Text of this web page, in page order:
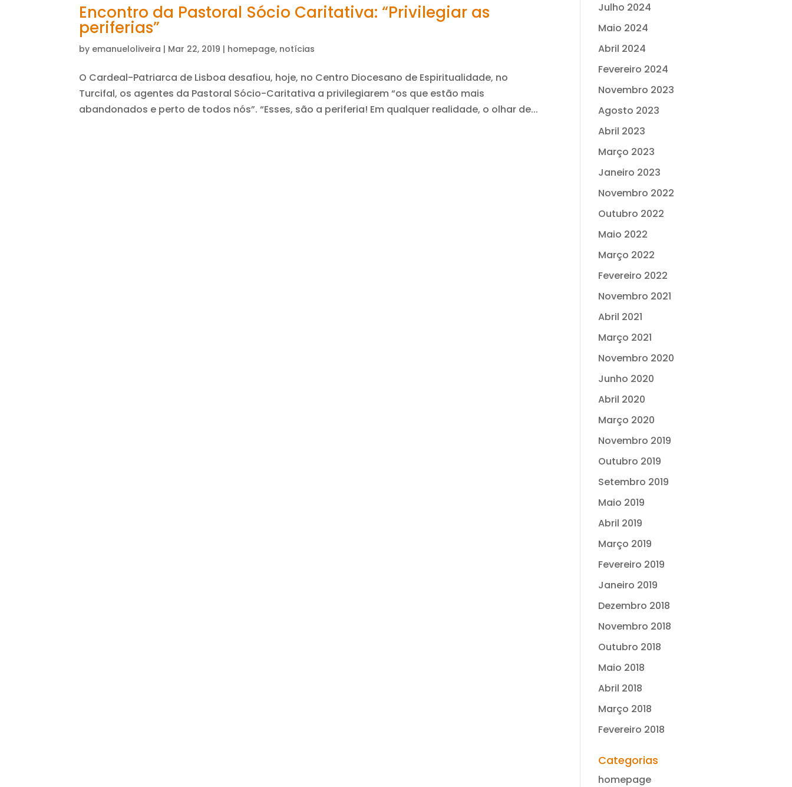
Encontro da Pastoral Sócio Caritativa: “Privilegiar as
periferias”
by emanueloliveira | Mar 22, 2019 | homepage, notícias
O Cardeal-Patriarca de Lisboa desafiou, hoje, no Centro Diocesano de Espiritualidade, no
Turcifal, os agentes da Pastoral Sócio-Caritativa a privilegiarem “os que estão mais
abandonados e perto de todos nós”. “Esses, são a periferia! Em qualquer realidade, o olhar de...
Julho 2024
Maio 2024
Abril 2024
Fevereiro 2024
Novembro 2023
Agosto 2023
Abril 2023
Março 2023
Janeiro 2023
Novembro 2022
Outubro 2022
Maio 2022
Março 2022
Fevereiro 2022
Novembro 2021
Abril 2021
Março 2021
Novembro 2020
Junho 2020
Abril 2020
Março 2020
Novembro 2019
Outubro 2019
Setembro 2019
Maio 2019
Abril 2019
Março 2019
Fevereiro 2019
Janeiro 2019
Dezembro 2018
Novembro 2018
Outubro 2018
Maio 2018
Abril 2018
Março 2018
Fevereiro 2018
Categorias
homepage